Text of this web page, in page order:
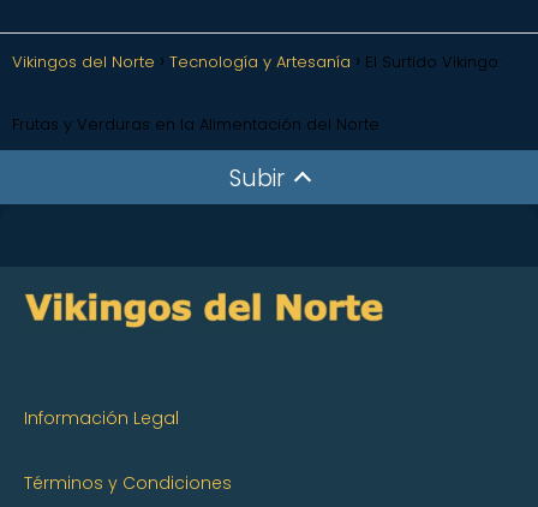
Vikingos del Norte Tecnología y Artesanía El Surtido Vikingo:
Frutas y Verduras en la Alimentación del Norte
Subir
Información Legal
Términos y Condiciones